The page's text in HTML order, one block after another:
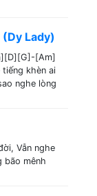
Lady)
[Am]
khèn ai
nghe lòng
Vẫn nghe
bão mênh